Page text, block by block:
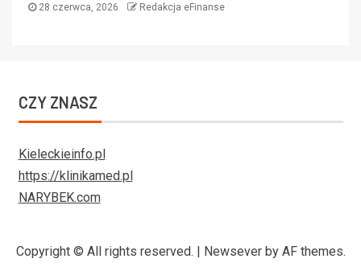
28 czerwca, 2026 Redakcja eFinanse
CZY ZNASZ
Kieleckieinfo.pl
https://klinikamed.pl
NARYBEK.com
Copyright © All rights reserved. | Newseverby AF themes.